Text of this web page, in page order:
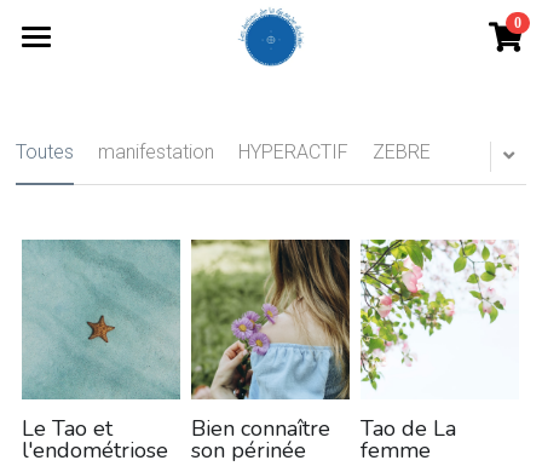
0
Les Soins
Le Tao
Tao de La Femme
Yoga yin
Les Ateliers du moment
Toutes manifestation HYPERACTIF ZEBRE
Le Tao et
l'endométriose
Bien connaître
son périnée
Tao de La
femme
×
LES CATÉGORIES DE LA BOUTIQUE